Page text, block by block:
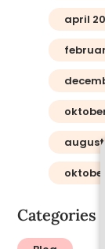
april
Categories